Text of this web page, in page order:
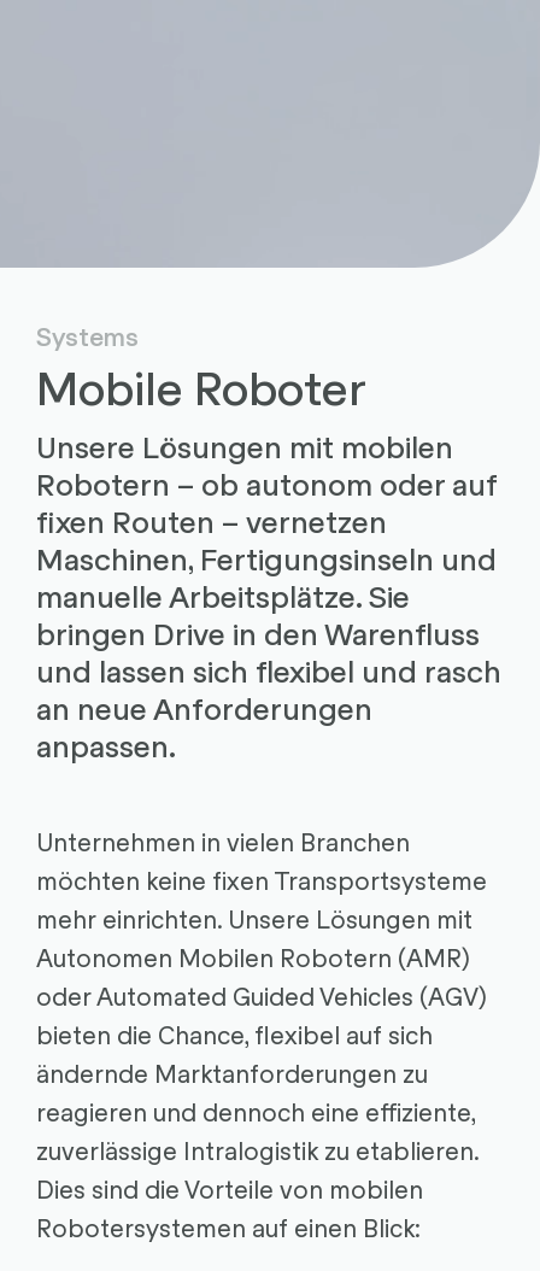
Systems
Mobile Roboter
Unsere Lösungen mit mobilen
Robotern – ob autonom oder auf
fixen Routen – vernetzen
Maschinen, Fertigungsinseln und
manuelle Arbeitsplätze. Sie
bringen Drive in den Warenfluss
und lassen sich flexibel und rasch
an neue Anforderungen
anpassen.
Unternehmen in vielen Branchen
möchten keine fixen Transportsysteme
mehr einrichten. Unsere Lösungen mit
Autonomen Mobilen Robotern (AMR)
oder Automated Guided Vehicles (AGV)
bieten die Chance, flexibel auf sich
ändernde Marktanforderungen zu
reagieren und dennoch eine effiziente,
zuverlässige Intralogistik zu etablieren.
Dies sind die Vorteile von mobilen
Robotersystemen auf einen Blick: